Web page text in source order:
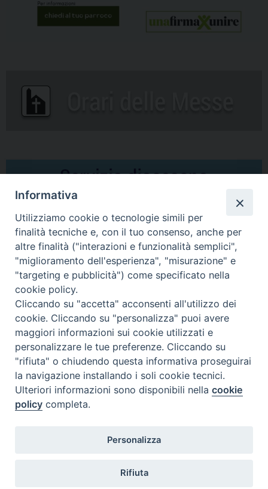
Comunicati Stampa
Il cordoglio dei Vescovi di Puglia per la morte di S.E.R. Mons. Agostino
Superbo
Nasce la Consulta Diocesana delle Aggregazioni Laicali di Castellaneta
Archivio comunicati stampa
2026 © Diocesi di Castellaneta
Informativa
Utilizziamo cookie o tecnologie simili per
finalità tecniche e, con il tuo consenso, anche per
altre finalità ("interazioni e funzionalità semplici",
"miglioramento dell'esperienza", "misurazione" e
"targeting e pubblicità") come specificato nella
cookie policy.
Cliccando su "accetta" acconsenti all'utilizzo dei
cookie. Cliccando su "personalizza" puoi avere
maggiori informazioni sui cookie utilizzati e
personalizzare le tue preferenze. Cliccando su
"rifiuta" o chiudendo questa informativa proseguirai
la navigazione installando i soli cookie tecnici.
Ulteriori informazioni sono disponibili nellacookie
policy completa.
Personalizza
Rifiuta